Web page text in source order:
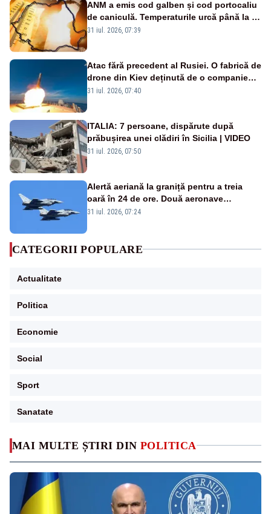
MAI MULTE ȘTIRI DIN POLITICA
ANM a emis cod galben și cod portocaliu
de caniculă. Temperaturile urcă până la 38
de grade, iar nopțile devin tropicale
31 iul. 2026, 07:39
Atac fără precedent al Rusiei. O fabrică de
drone din Kiev deținută de o companie
americană, distrusă de o rachetă
31 iul. 2026, 07:40
ITALIA: 7 persoane, dispărute după
prăbușirea unei clădiri în Sicilia | VIDEO
31 iul. 2026, 07:50
Alertă aeriană la graniță pentru a treia
oară în 24 de ore. Două aeronave
Eurofighter britanice au fost ridicate de la
31 iul. 2026, 07:24
CATEGORII POPULARE
Actualitate
Politica
Economie
Social
Sport
Sanatate